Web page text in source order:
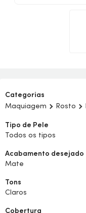
Categorias
Maquiagem
Rosto
Tipo de Pele
Todos os tipos
Acabamento desejado
Mate
Tons
Claros
Cobertura